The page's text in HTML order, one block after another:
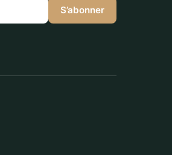
S’abonner